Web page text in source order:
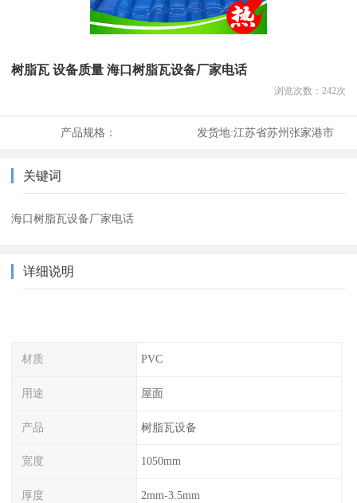
树脂瓦 设备质量 海口树脂瓦设备厂家电话
浏览次数： 242次
产品规格： 发货地:江苏省苏州张家港市
关键词
海口树脂瓦设备厂家电话
详细说明
材质 PVC
用途 屋面
产品 树脂瓦设备
宽度 1050mm
厚度 2mm-3.5mm